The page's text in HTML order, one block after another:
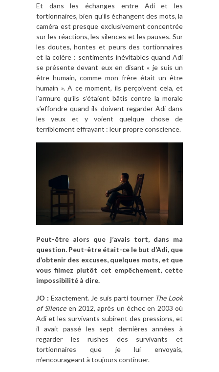
Et dans les échanges entre Adi et les
tortionnaires, bien qu’ils échangent des mots, la
caméra est presque exclusivement concentrée
sur les réactions, les silences et les pauses. Sur
les doutes, hontes et peurs des tortionnaires
et la colère : sentiments inévitables quand Adi
se présente devant eux en disant « je suis un
être humain, comme mon frère était un être
humain ». A ce moment, ils perçoivent cela, et
l’armure qu’ils s’étaient bâtis contre la morale
s’effondre quand ils doivent regarder Adi dans
les yeux et y voient quelque chose de
terriblement effrayant : leur propre conscience.
Peut-être alors que j’avais tort, dans ma
question. Peut-être était-ce le but d’Adi, que
d’obtenir des excuses, quelques mots, et que
vous filmez plutôt cet empêchement, cette
impossibilité à dire.
JO : Exactement. Je suis parti tourner The Look
of Silenceen 2012, après un échec en 2003 où
Adi et les survivants subirent des pressions, et
il avait passé les sept dernières années à
regarder les rushes des survivants et
tortionnaires que je lui envoyais,
m’encourageant à toujours continuer.